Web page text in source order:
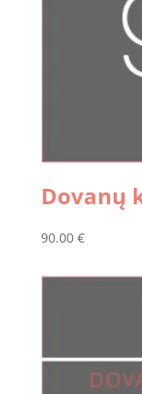
Dovanų
90.00 €